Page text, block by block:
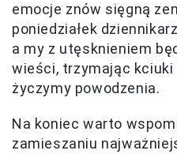
emocje znów sięgną
poniedziałek
a my z utęsknieniem
wieści, trzymając kciuki
życzymy powodzenia.
Na koniec warto
zamieszaniu